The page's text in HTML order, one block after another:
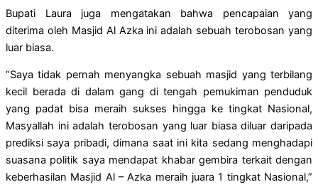
Bupati Laura juga mengatakan bahwa pencapaian yang
diterima oleh Masjid Al Azka ini adalah sebuah terobosan yang
luar biasa.
“Saya tidak pernah menyangka sebuah masjid yang terbilang
kecil berada di dalam gang di tengah pemukiman penduduk
yang padat bisa meraih sukses hingga ke tingkat Nasional,
Masyallah ini adalah terobosan yang luar biasa diluar daripada
prediksi saya pribadi, dimana saat ini kita sedang menghadapi
suasana politik saya mendapat khabar gembira terkait dengan
keberhasilan Masjid Al – Azka meraih juara 1 tingkat Nasional,”